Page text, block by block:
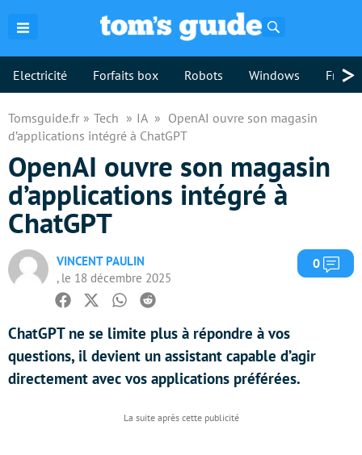
Electricité Forfaits box Robots Windows >
Tomsguide.fr Tech IA
OpenAI ouvre son magasin
d’applications intégré à ChatGPT
OpenAI ouvre son magasin
d’applications intégré à
ChatGPT
VINCENT PAULIN
, le 18 décembre 2025
0
Facebook
TwitterWhatsapp
Reddit
ChatGPT ne se limite plus à répondre à vos
questions, il devient un assistant capable d’agir
directement avec vos applications préférées.